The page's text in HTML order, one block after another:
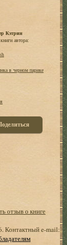
Кэтрин
автора:
в черном парике
отзыв о книге
Контактный e-mail: